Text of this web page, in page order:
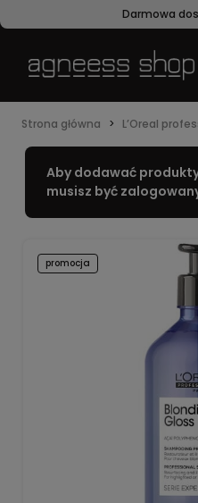
Darmowa
Strona główna L’Oreal
Aby dodawać
musisz być
promocja